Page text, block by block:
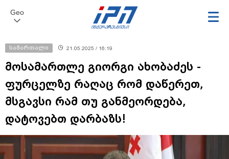
Geo
სამართალი 21.05.2025 / 16:19
მოსამართლე გიორგი ახობაძეს -
ფურცელზე რაღაც რომ დაწერეთ,
მსგავსი რამ თუ განმეორდება,
დატოვებთ დარბაზს!